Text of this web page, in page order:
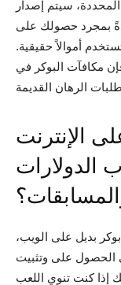
سيتم إصدار
بمجرد حصولك على
أموالاً حقيقية.
مكافآت البوكر في
الإنترنت
الدولارات
بديل على الويب،
الحصول على وتثبيت
إذا كنت تنوي اللعب